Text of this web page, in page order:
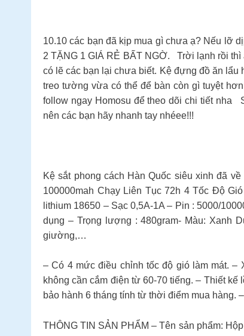
10.10 các bạn đã kịp mua gì chưa ạ? Nếu lỡ
2 TẶNG 1 GIÁ RẺ BẤT NGỜ. Trời lạnh rồi
có lẽ các bạn lại chưa biết. Kệ đựng đồ ăn
treo tường vừa có thể để bàn còn gì tuyệt
follow ngay Homosu để theo dõi chi tiết nha
nên các bạn hãy nhanh tay nhéee!!!
Kệ sắt phong cách Hàn Quốc siêu xinh đã
100000mah Chạy Liên Tục 72h 4 Tốc Độ
lithium 18650 – Sạc 0,5A-1A – Pin : 5000/
dụng – Trọng lượng : 480gram- Màu: Xanh
giường,…
– Có 4 mức điều chỉnh tốc độ gió làm mát.
không cần cắm điện từ 60-70 tiếng. – Thiết
bảo hành 6 tháng tính từ thời điểm mua hàng.
THÔNG TIN SẢN PHẨM – Tên sản phẩm: